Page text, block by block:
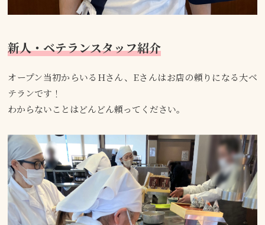
新人・ベテランスタッフ紹介
オープン当初からいるHさん、Eさんはお店の頼りになる大ベ
テランです！
わからないことはどんどん頼ってください。